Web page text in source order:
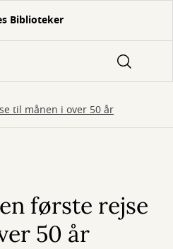
Biblioteker
til månen i over 50 år
første rejse
50 år